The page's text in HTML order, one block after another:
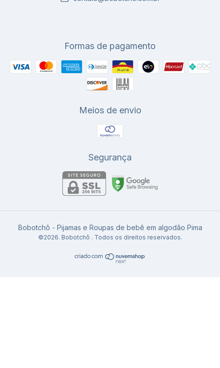
Formas de pagamento
Meios de envio
Segurança
Bobotchô - Pijamas e Roupas de bebê em algodão Pima
©2026. Bobotchô . Todos os direitos reservados.